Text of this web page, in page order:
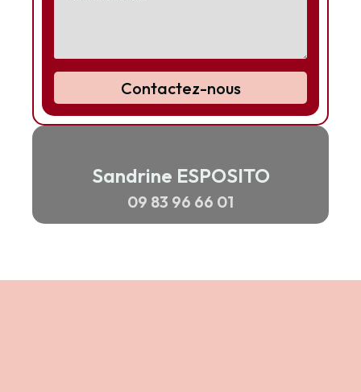
Contactez-nous
Sandrine ESPOSITO
09 83 96 66 01